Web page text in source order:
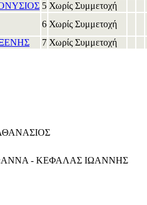
5 Χωρίς Συμμετοχή
6 Χωρίς Συμμετοχή
7 Χωρίς Συμμετοχή
- ΚΕΦΑΛΑΣ ΙΩΑΝΝΗΣ